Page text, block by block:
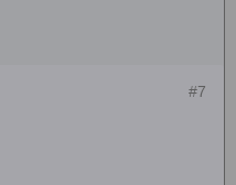
#7